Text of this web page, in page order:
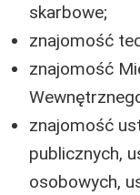
skarbowe;
znajomość
znajomość
znajomość
publicznych,
osobowych,